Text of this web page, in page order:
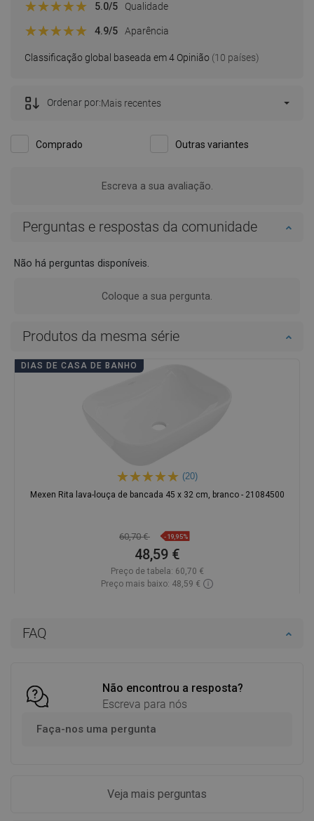
FAQ
Não encontrou a resposta?
Escreva para nós
Faça-nos uma pergunta
Veja mais perguntas
Classificação global baseada em 4 Opinião (10 países)
5.0/5 Qualidade
4.9/5 Aparência
Comprado Outras variantes
Ordenar por:Mais recentes
Escreva a sua avaliação.
Perguntas e respostas da comunidade
Não há perguntas disponíveis.
Coloque a sua pergunta.
Produtos da mesma série
DIAS DE CASA DE BANHO
(20)
Mexen Rita lava-louça de bancada 45 x 32 cm, branco - 21084500
60,70 € -19,95%
48,59 €
Preço de tabela: 60,70 €
Preço mais baixo: 48,59 €